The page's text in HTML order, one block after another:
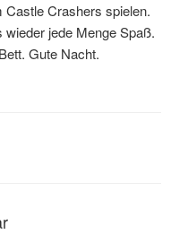
Crashers spielen.
wieder jede Menge Spaß.
Gute Nacht.